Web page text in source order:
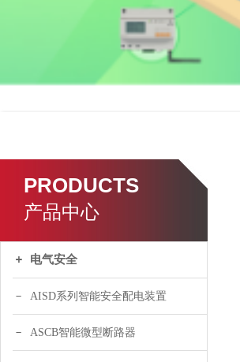
PRODUCTS
产品中心
电气安全
AISD系列智能安全配电装置
ASCB智能微型断路器